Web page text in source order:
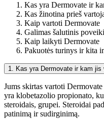
Kas yra Dermovate ir
Kas žinotina prieš
Kaip vartoti Dermovate
Galimas šalutinis
Kaip laikyti Dermovate
Pakuotės turinys ir kita
1. Kas yra Dermovate ir kam jis
Jums skirtas vartoti
yra klobetazolio propionato,
steroidais, grupei. Steroidai
patinimą ir sudirginimą.